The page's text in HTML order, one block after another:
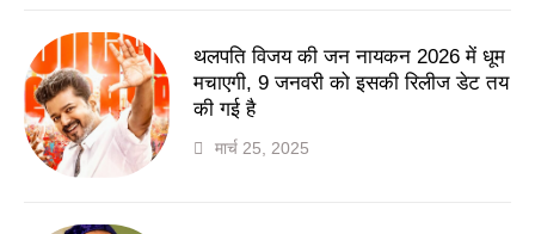
थलपति विजय की जन नायकन 2026 में धूम
मचाएगी, 9 जनवरी को इसकी रिलीज डेट तय
की गई है
मार्च 25, 2025